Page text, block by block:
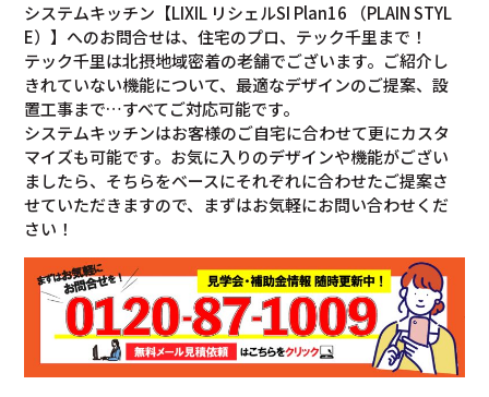
システムキッチン【LIXIL リシェルSI Plan16 （PLAIN STYL
E）】へのお問合せは、住宅のプロ、テック千里まで！
テック千里は北摂地域密着の老舗でございます。ご紹介し
きれていない機能について、最適なデザインのご提案、設
置工事まで…すべてご対応可能です。
システムキッチンはお客様のご自宅に合わせて更にカスタ
マイズも可能です。お気に入りのデザインや機能がござい
ましたら、そちらをベースにそれぞれに合わせたご提案さ
せていただきますので、まずはお気軽にお問い合わせくだ
さい！